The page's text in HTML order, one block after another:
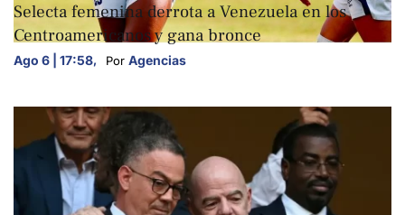
Selecta femenina derrota a Venezuela en los
Centroamericanos y gana bronce
Ago 6 | 17:58, Por Agencias